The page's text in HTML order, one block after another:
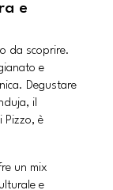
e
da scoprire.
e
Degustare
il
Pizzo, è
un mix
e